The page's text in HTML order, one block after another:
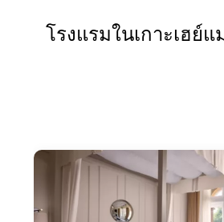
โรงแรมในเกาะเฮย์